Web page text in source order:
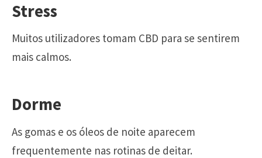
Stress
Muitos utilizadores tomam CBD para se sentirem
mais calmos.
Dorme
As gomas e os óleos de noite aparecem
frequentemente nas rotinas de deitar.